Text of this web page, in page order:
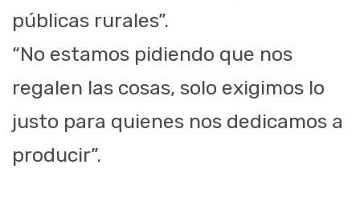
públicas rurales”.
“No estamos pidiendo que nos
regalen las cosas, solo exigimos lo
justo para quienes nos dedicamos a
producir”.